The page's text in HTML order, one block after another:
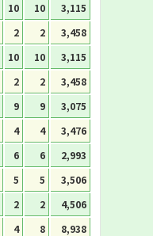
10 10
3,115
2 2
3,458
10 10
3,115
2 2 3,458
9 9
3,075
4 4 3,476
6 6
2,993
5 5 3,506
2 2
4,506
4 8 8,938